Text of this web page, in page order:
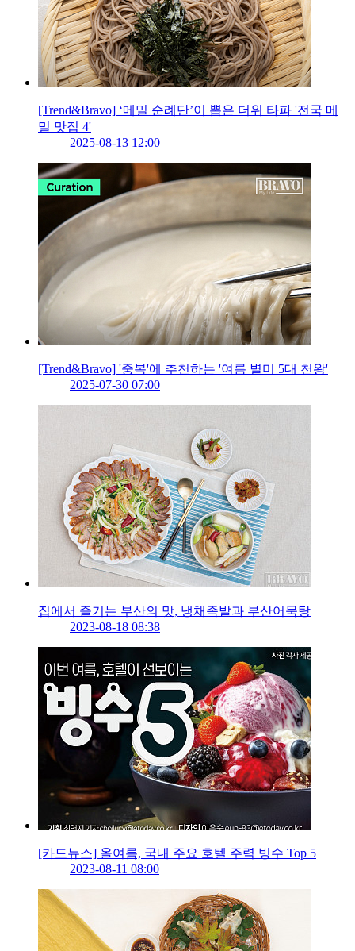
[Trend&Bravo] ‘메밀 순례단’이 뽑은 더위 타파 '전국 메
밀 맛집 4'
2025-08-13 12:00
[Trend&Bravo] '중복'에 추천하는 '여름 별미 5대 천왕'
2025-07-30 07:00
집에서 즐기는 부산의 맛, 냉채족발과 부산어묵탕
2023-08-18 08:38
[카드뉴스] 올여름, 국내 주요 호텔 주력 빙수 Top 5
2023-08-11 08:00